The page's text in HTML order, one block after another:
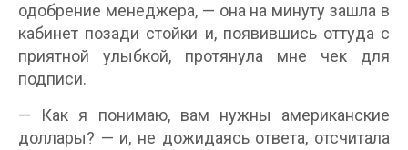
одобрение менеджера, — она на минуту зашла в
кабинет позади стойки и, появившись оттуда с
приятной улыбкой, протянула мне чек для
подписи.
— Как я понимаю, вам нужны американские
доллары? — и, не дожидаясь ответа, отсчитала